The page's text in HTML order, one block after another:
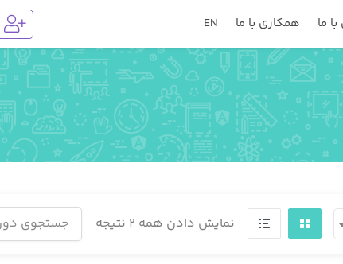
ما همکاری با ما EN
نمایش دادن همه 2 نتیجه